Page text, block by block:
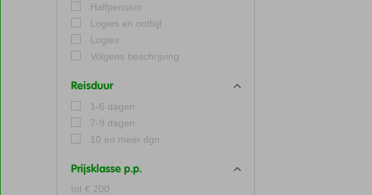
Halfpension
Logies en ontbijt
Logies
Volgens beschrijving
Reisduur
1-6 dagen
7-9 dagen
10 en meer dgn
Prijsklasse p.p.
tot € 200